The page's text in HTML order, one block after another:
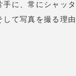
に、常にシャッ
て写真を撮る理由